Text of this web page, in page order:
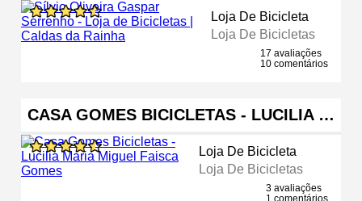
Loja De Bicicleta
Loja De Bicicletas
17 avaliações
10 comentários
CASA GOMES BICICLETAS - LUCILIA …
Loja De Bicicleta
Loja De Bicicletas
3 avaliações
1 comentários